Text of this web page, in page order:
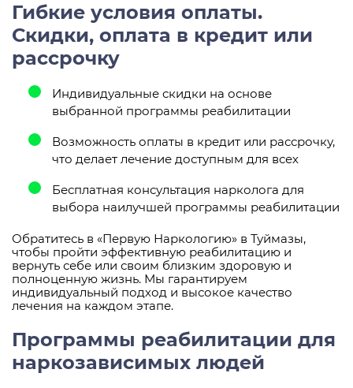
Гибкие условия оплаты.
Скидки, оплата в кредит или
рассрочку
Индивидуальные скидки на основе
выбранной программы реабилитации
Возможность оплаты в кредит или рассрочку,
что делает лечение доступным для всех
Бесплатная консультация нарколога для
выбора наилучшей программы реабилитации
Обратитесь в «Первую Наркологию» в Туймазы,
чтобы пройти эффективную реабилитацию и
вернуть себе или своим близким здоровую и
полноценную жизнь. Мы гарантируем
индивидуальный подход и высокое качество
лечения на каждом этапе.
Программы реабилитации для
наркозависимых людей